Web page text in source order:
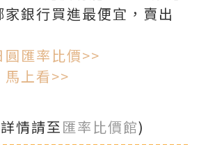
家銀行買進最便宜，賣出
匯率比價>>
馬上看>>
情請至匯率比價館)